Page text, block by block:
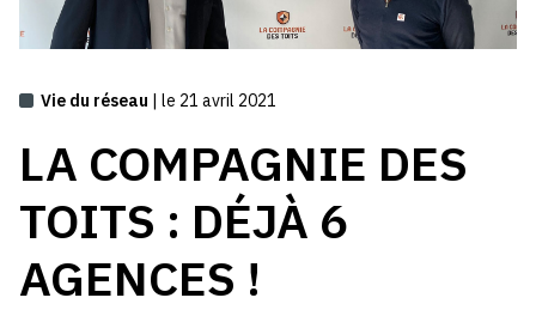
Vie du réseau | le 21 avril 2021
LA COMPAGNIE DES
TOITS : DÉJÀ 6
AGENCES !